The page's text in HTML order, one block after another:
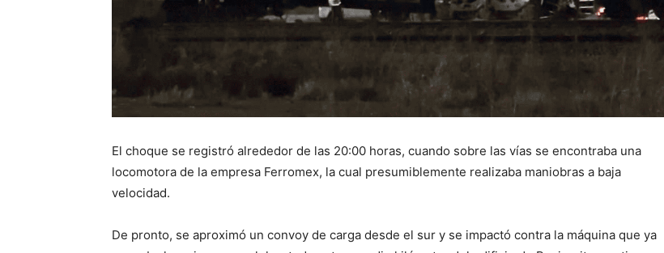
El choque se registró alrededor de las 20:00 horas, cuando sobre las vías se encontraba una
locomotora de la empresa Ferromex, la cual presumiblemente realizaba maniobras a baja
velocidad.
De pronto, se aproximó un convoy de carga desde el sur y se impactó contra la máquina que ya